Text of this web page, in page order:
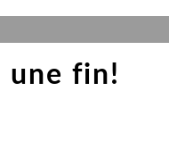
une fin!